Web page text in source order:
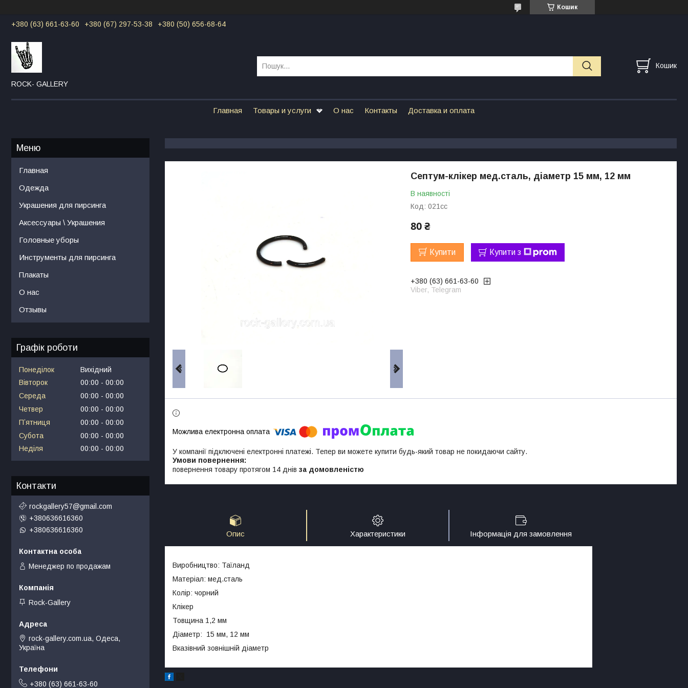
Кошик
+380 (63) 661-63-60 +380 (67) 297-53-38 +380 (50) 656-68-64
ROCK- GALLERY
Кошик
Главная Товары и услуги О нас Контакты Доставка и оплата
Септум-клікер мед.сталь, діаметр 15 мм, 12 мм
В наявності
Код: 021сс
80 ₴
Купити Купити з
+380 (63) 661-63-60
Viber, Telegram
У компанії підключені електронні платежі. Тепер ви можете купити будь-який товар не покидаючи сайту.
повернення товару протягом 14 днів за домовленістю
Опис Характеристики Інформація для замовлення
Виробництво: Таїланд
Матеріал: мед.сталь
Колір: чорний
Клікер
Товщина 1,2 мм
Діаметр: 15 мм, 12 мм
Вказівний зовнішній діаметр
Главная
Одежда
Украшения для пирсинга
Аксессуары \ Украшения
Головные уборы
Инструменты для пирсинга
Плакаты
О нас
Отзывы
Графік роботи
Понеділок
Вихідний
Вівторок
00:00
00:00
Середа
00:00
00:00
Четвер
00:00
00:00
Пʼятниця
00:00
00:00
Субота
00:00
00:00
Неділя
00:00 00:00
Контакти
rockgallery57@gmail.com
+380636616360
+380636616360
Менеджер по продажам
Rock-Gallery
rock-gallery.com.ua, Одеса,
Україна
+380 (63) 661-63-60